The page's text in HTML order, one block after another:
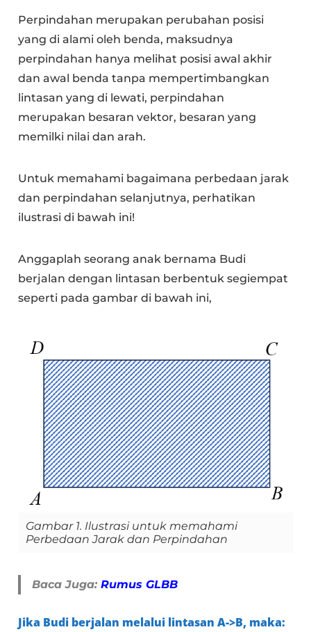
Perpindahan merupakan perubahan posisi
yang di alami oleh benda, maksudnya
perpindahan hanya melihat posisi awal akhir
dan awal benda tanpa mempertimbangkan
lintasan yang di lewati, perpindahan
merupakan besaran vektor, besaran yang
memilki nilai dan arah.
Untuk memahami bagaimana perbedaan jarak
dan perpindahan selanjutnya, perhatikan
ilustrasi di bawah ini!
Anggaplah seorang anak bernama Budi
berjalan dengan lintasan berbentuk segiempat
seperti pada gambar di bawah ini,
Gambar 1. Ilustrasi untuk memahami
Perbedaan Jarak dan Perpindahan
Baca Juga:Rumus GLBB
Jika Budi berjalan melalui lintasanA->B, maka: